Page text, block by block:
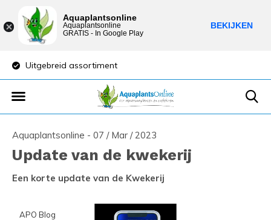
Uitgebreid assortiment
Aquaplantsonline - 07 / Mar / 2023
Update van de kwekerij
Een korte update van de Kwekerij
APO Blog
Aquaplantsonline
Aquaplantsonline
GRATIS - In Google Play
BEKIJKEN